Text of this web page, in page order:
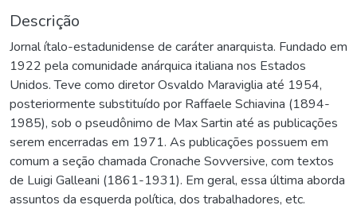
Descrição
Jornal ítalo-estadunidense de caráter anarquista. Fundado em
1922 pela comunidade anárquica italiana nos Estados
Unidos. Teve como diretor Osvaldo Maraviglia até 1954,
posteriormente substituído por Raffaele Schiavina (1894-
1985), sob o pseudônimo de Max Sartin até as publicações
serem encerradas em 1971. As publicações possuem em
comum a seção chamada Cronache Sovversive, com textos
de Luigi Galleani (1861-1931). Em geral, essa última aborda
assuntos da esquerda política, dos trabalhadores, etc.